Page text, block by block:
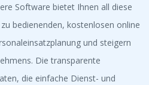
Software bietet Ihnen all diese
bedienenden, kostenlosen online
und steigern
Die transparente
die einfache Dienst- und